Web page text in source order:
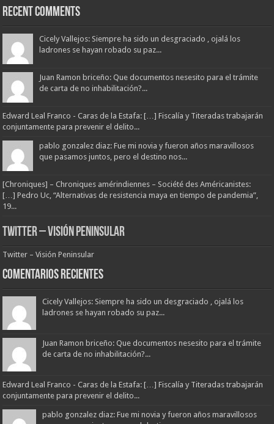
Recent Comments
Cicely Vallejos: Siempre ha sido un desgraciado , ojalá los
ladrones se hayan robado su paz...
Juan Ramon briceño: Que documentos nesesito para el trámite
de carta de no inhabilitación?...
Edward Leal Franco - Caras de la Estafa: […] Fiscalía y Titeradas trabajarán
conjuntamente para prevenir el delito...
pablo gonzalez diaz: Fue mi novia y fueron años maravillosos
que pasamos juntos, pero el destino nos...
[Chroniques] – Chroniques amérindiennes – Société des Américanistes:
[…] Pedro Uc, “Alternativas de resistencia maya en tiempo de pandemia”,
19...
Twitter – Visión Peninsular
Twitter – Visión Peninsular
Comentarios Recientes
Cicely Vallejos: Siempre ha sido un desgraciado , ojalá los
ladrones se hayan robado su paz...
Juan Ramon briceño: Que documentos nesesito para el trámite
de carta de no inhabilitación?...
Edward Leal Franco - Caras de la Estafa: […] Fiscalía y Titeradas trabajarán
conjuntamente para prevenir el delito...
pablo gonzalez diaz: Fue mi novia y fueron años maravillosos